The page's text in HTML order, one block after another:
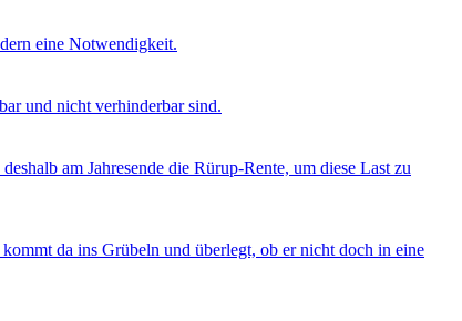
eine Notwendigkeit.
und nicht verhinderbar sind.
am Jahresende die Rürup-Rente, um diese Last zu
da ins Grübeln und überlegt, ob er nicht doch in eine